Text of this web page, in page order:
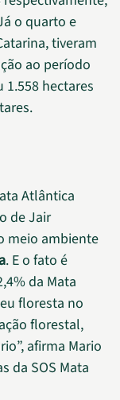
o quarto e
tiveram
ao período
1.558 hectares
Atlântica
de Jair
meio ambiente
. E o fato é
da Mata
floresta no
florestal,
afirma Mario
da SOS Mata